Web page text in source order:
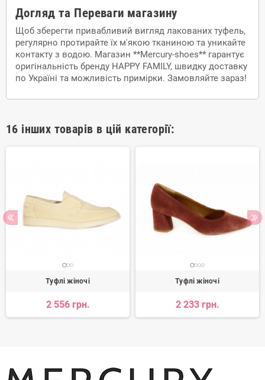
Догляд та Переваги магазину
Щоб зберегти привабливий вигляд лакованих туфель,
регулярно протирайте їх м'якою тканиною та уникайте
контакту з водою. Магазин **Mercury-shoes** гарантує
оригінальність бренду HAPPY FAMILY, швидку доставку
по Україні та можливість примірки. Замовляйте зараз!
16 інших товарів в цій категорії:
Туфлі жіночі
2 556 грн.
Туфлі жіночі
2 233 грн.